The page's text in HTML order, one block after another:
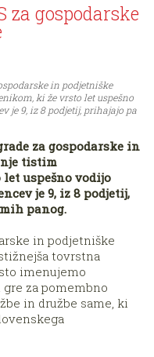
za gospodarske
in podjetniške
ki že vrsto let uspešno
je 9, iz 8 podjetij, prihajajo pa
za gospodarske in
tistim
uspešno vodijo
je 9, iz 8 podjetij,
panog.
in podjetniške
tovrstna
imenujemo
gre za pomembno
in družbe same, ki